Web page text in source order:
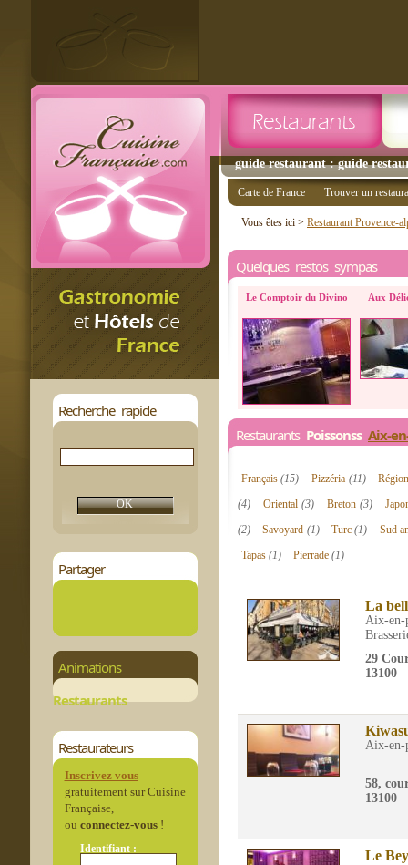
guide restaurant : guide
Recherche rapide
Partager
Animations
Restaurants
Restaurateurs
Inscrivez vous
gratuitement sur Cuisine
Française,
ou connectez-vous!
Identifiant :
Carte de France Trouver un
Vous êtes ici > Restaurant Provence-
Quelques restos sympas
Le Comptoir du Divino Aux
Restaurants Poissonss Aix-
Français(15) Pizzéria (11)
(4)
Oriental (3) Breton (3)
(2)
Savoyard (1) Turc(1)
Sud
Tapas (1) Pierrade(1)
La
Aix-en-
29
13100
Aix-en-
58,
13100
Le